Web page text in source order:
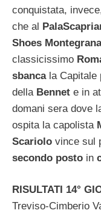
conquistata,
che al
Shoes
classicissimo
sbancala Capitale
della Bennet e in
domani sera dove
ospita la capolista
Scariolo vince sul
secondo posto in
RISULTATI 14°
Treviso-Cimberio